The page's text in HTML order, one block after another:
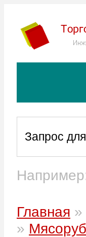
Главная »
»